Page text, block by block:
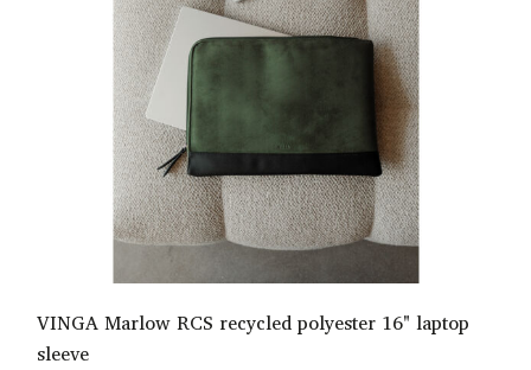
VINGA Marlow RCS recycled polyester 16" laptop
sleeve